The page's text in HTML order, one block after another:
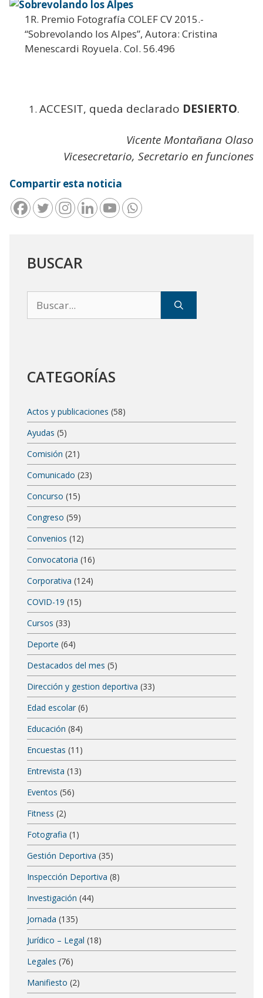
1R. Premio Fotografía COLEF CV 2015.-
“Sobrevolando los Alpes”, Autora: Cristina
Menescardi Royuela. Col. 56.496
ACCESIT, queda declarado DESIERTO.
Vicente Montañana Olaso
Vicesecretario, Secretario en funciones
Compartir esta noticia
BUSCAR
CATEGORÍAS
Actos y publicaciones (58)
Ayudas (5)
Comisión (21)
Comunicado (23)
Concurso (15)
Congreso (59)
Convenios (12)
Convocatoria (16)
Corporativa (124)
COVID-19 (15)
Cursos (33)
Deporte (64)
Destacados del mes (5)
Dirección y gestion deportiva (33)
Edad escolar (6)
Educación (84)
Encuestas (11)
Entrevista (13)
Eventos (56)
Fitness (2)
Fotografia (1)
Gestión Deportiva (35)
Inspección Deportiva (8)
Investigación (44)
Jornada (135)
Jurídico – Legal (18)
Legales (76)
Manifiesto (2)